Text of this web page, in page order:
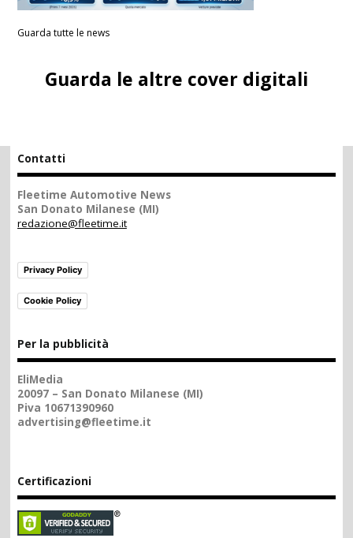
Guarda tutte le news
Guarda le altre cover digitali
Contatti
Fleetime Automotive News
San Donato Milanese (MI)
redazione@fleetime.it
Privacy Policy
Cookie Policy
Per la pubblicità
EliMedia
20097 – San Donato Milanese (MI)
Piva 10671390960
advertising@fleetime.it
Certificazioni